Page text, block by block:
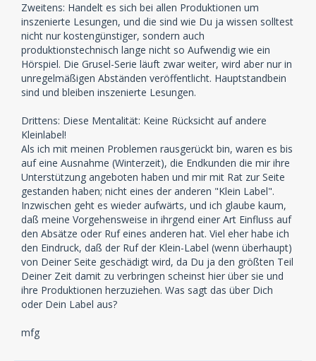
Zweitens: Handelt es sich bei allen Produktionen um
inszenierte Lesungen, und die sind wie Du ja wissen solltest
nicht nur kostengünstiger, sondern auch
produktionstechnisch lange nicht so Aufwendig wie ein
Hörspiel. Die Grusel-Serie läuft zwar weiter, wird aber nur in
unregelmäßigen Abständen veröffentlicht. Hauptstandbein
sind und bleiben inszenierte Lesungen.
Drittens: Diese Mentalität: Keine Rücksicht auf andere
Kleinlabel!
Als ich mit meinen Problemen rausgerückt bin, waren es bis
auf eine Ausnahme (Winterzeit), die Endkunden die mir ihre
Unterstützung angeboten haben und mir mit Rat zur Seite
gestanden haben; nicht eines der anderen "Klein Label".
Inzwischen geht es wieder aufwärts, und ich glaube kaum,
daß meine Vorgehensweise in ihrgend einer Art Einfluss auf
den Absätze oder Ruf eines anderen hat. Viel eher habe ich
den Eindruck, daß der Ruf der Klein-Label (wenn überhaupt)
von Deiner Seite geschädigt wird, da Du ja den größten Teil
Deiner Zeit damit zu verbringen scheinst hier über sie und
ihre Produktionen herzuziehen. Was sagt das über Dich
oder Dein Label aus?
mfg